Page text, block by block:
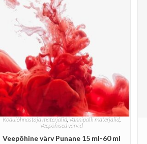
Kodulõhnastaja materjalid Vannipalli materjalid
Veepõhised värvid
Veepõhine värv Punane 15 ml-60 ml